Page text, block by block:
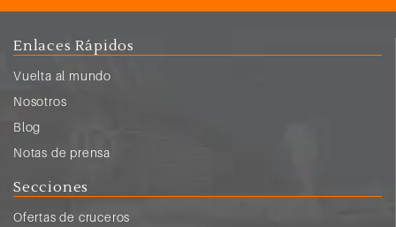
Enlaces Rápidos
Vuelta al mundo
Nosotros
Blog
Notas de prensa
Secciones
Ofertas de cruceros